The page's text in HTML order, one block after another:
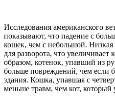
Исследования американского
показывают, что падение с
кошек, чем с небольшой. Низкая
для разворота, что увеличивает
образом, котенок, упавший из
больше повреждений, чем если
здания. Кошка, упавшая с
меньше травм, чем кот, который